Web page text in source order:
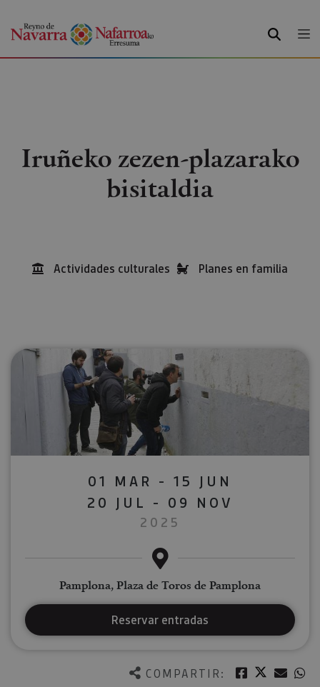
BILATU
Iruñeko zezen-plazarako
bisitaldia
Actividades culturales Planes en familia
COMPARTIR: Facebook
Twitter
01 MAR - 15 JUN
20 JUL - 09 NOV
2025
Pamplona, Plaza de Toros de Pamplona
Reservar entradas